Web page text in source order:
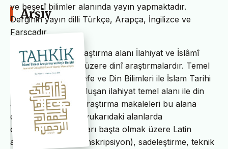
ve beşerî bilimler alanında yayın yapmaktadır.
Derginin yayın dilli Türkçe, Arapça, İngilizce ve
Farsçadır.
TAHKİK’in temel araştırma alanı İlahiyat ve İslâmî
ilimler başta olmak üzere dinî araştırmalardır. Temel
İslam Bilimleri, Felsefe ve Din Bilimleri ile İslam Tarihi
ve Sanatları’ndan oluşan ilahiyat temel alanı ile din
alanındaki bilimsel araştırma makaleleri bu alana
dâhildir. TAHKİK’te yukarıdaki alanlarda
değerlendirme yazıları başta olmak üzere Latin
alfabesine nakil (transkripsiyon), sadeleştirme, teknik
Arşiv